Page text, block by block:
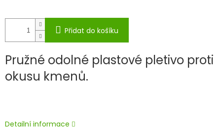
Přidat do košíku
Pružné odolné plastové pletivo proti
okusu kmenů.
Detailní informace